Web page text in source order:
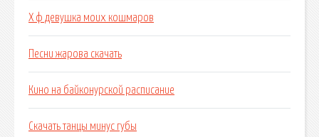
Х ф девушка моих кошмаров
Песни жарова скачать
Кино на байконурской расписание
Скачать танцы минус губы